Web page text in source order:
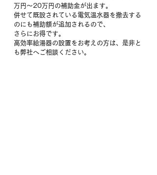
万円～20万円の補助金が出ます。
併せて既設されている電気温水器を撤去する
のにも補助額が追加されるので、
さらにお得です。
高効率給湯器の設置をお考えの方は、是非と
も弊社へご相談ください。